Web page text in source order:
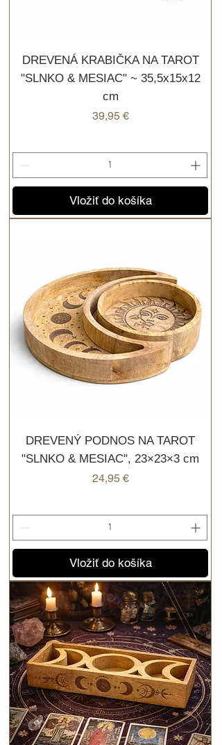
DREVENÁ KRABIČKA NA TAROT
"SLNKO & MESIAC" ~ 35,5x15x12
cm
Cena
39,95 €
Vložiť do košíka
DREVENÝ PODNOS NA TAROT
"SLNKO & MESIAC", 23×23×3 cm
Cena
24,95 €
Vložiť do košíka